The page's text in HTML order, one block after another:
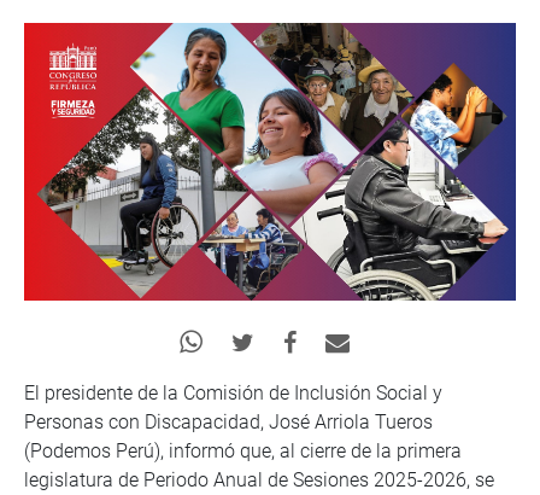
El presidente de la Comisión de Inclusión Social y
Personas con Discapacidad, José Arriola Tueros
(Podemos Perú), informó que, al cierre de la primera
legislatura de Periodo Anual de Sesiones 2025-2026, se